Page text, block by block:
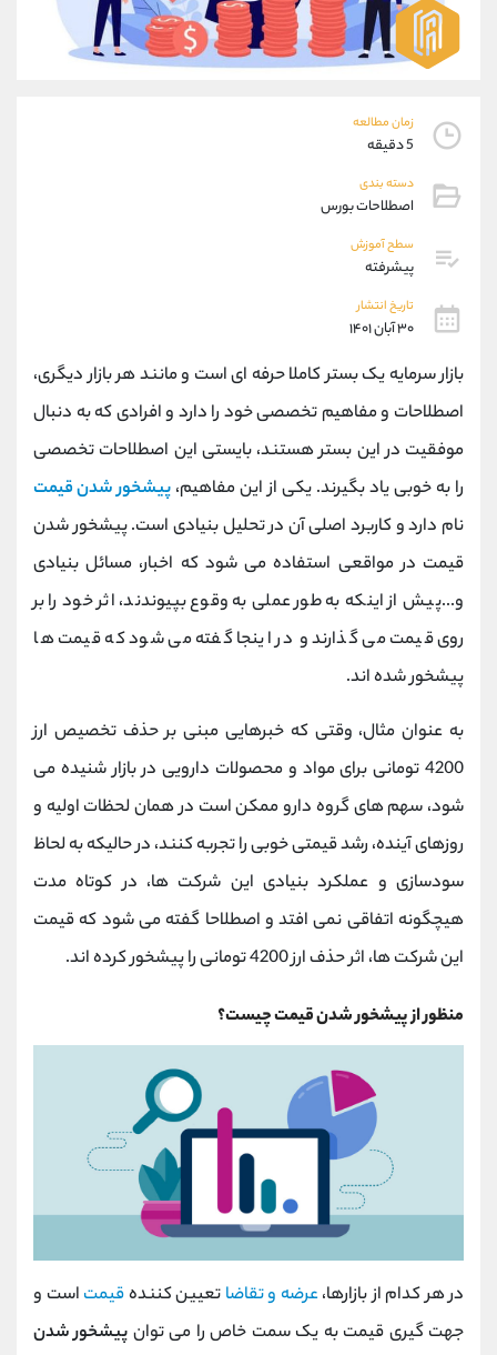
زمان مطالعه
5 دقیقه
دسته بندی
اصطلاحات بورس
سطح آموزش
پیشرفته
تاریخ انتشار
۳۰ آبان ۱۴۰۱
بازار سرمایه یک بستر کاملا حرفه ای است و مانند هر بازار دیگری،
اصطلاحات و مفاهیم تخصصی خود را دارد و افرادی که به دنبال
موفقیت در این بستر هستند، بایستی این اصطلاحات تخصصی
را به خوبی یاد بگیرند. یکی از این مفاهیم، پیشخور شدن قیمت
نام دارد و کاربرد اصلی آن در تحلیل بنیادی است. پیشخور شدن
قیمت در مواقعی استفاده می شود که اخبار، مسائل بنیادی
و...پیش از اینکه به طور عملی به وقوع بپیوندند، اثر خود را بر
روی قیمت می گذارند و در اینجا گفته می شود که قیمت ها
پیشخور شده اند.
به عنوان مثال، وقتی که خبرهایی مبنی بر حذف تخصیص ارز
4200 تومانی برای مواد و محصولات دارویی در بازار شنیده می
شود، سهم های گروه دارو ممکن است در همان لحظات اولیه و
روزهای آینده، رشد قیمتی خوبی را تجربه کنند، در حالیکه به لحاظ
سودسازی و عملکرد بنیادی این شرکت ها، در کوتاه مدت
هیچگونه اتفاقی نمی افتد و اصطلاحا گفته می شود که قیمت
این شرکت ها، اثر حذف ارز 4200 تومانی را پیشخور کرده اند.
منظور از پیشخور شدن قیمت چیست؟
در هر کدام از بازارها،عرضه و تقاضا تعیین کنندهقیمت است و
جهت گیری قیمت به یک سمت خاص را می توان پیشخور شدن
09927779040
واتساپ شروع گفتگو
تلگرام @Armteam_admin_por
پشتیبان فروش
موبایل
واتساپ
داخلی
اطلاعات تماس (دفتر فروش)
تلفن 021-22021030
بدون پیش شماره 90001030
اینستاگرام @alireza.mehrabii
کانال تلگرام @alirezamehrabi_com